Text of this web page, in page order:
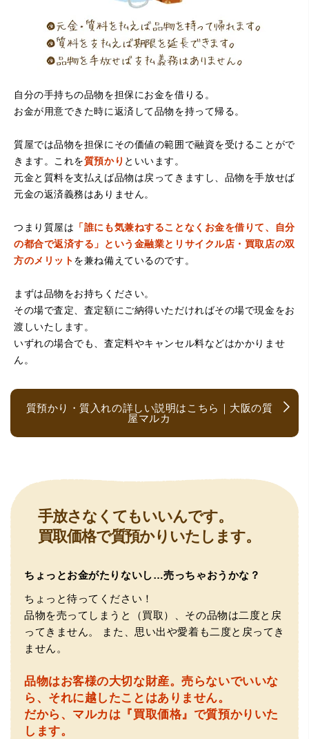
（大阪府堺市）電話対応の時からとても感じが良くて来店
してもとても優しく、来て良かったです。これからこちら
でお世話になろうと思いました。ありがとうございまし
た。
（京都府亀岡市）他店舗にも行きましたが、対応の方があ
まりお売りしたくないと思ったので、やめました。こちら
は電話対応からも誠実な印象でしたので、こちらでお売り
しようと思っておりました。この度はありがとうございま
す。
（大阪府大阪市）とても宝石に詳しく、また中古市場の仕
組みもお教えいただけ嬉しかったです。鑑別も素早く驚き
ました。宜しくお願いいたします。(楽器等、様々なジャン
ルに詳しいの流石の一言に尽きます)
（大阪府門真市）他店ではメール見積もりの時点で数千
円〜1万程度の見積もりでしたが、こちらのメールでの見積
もりは倍以上ちがうので利用させて頂きました。 対応も丁
寧で良かったです。
自分の手持ちの品物を担保にお金を借りる。
お金が用意できた時に返済して品物を持って帰る。
質屋では品物を担保にその価値の範囲で融資を受けることがで
きます。これを質預かり といいます。
元金と質料を支払えば品物は戻ってきますし、品物を手放せば
元金の返済義務はありません。
つまり質屋は 「誰にも気兼ねすることなくお金を借りて、自分
の都合で返済する」という金融業とリサイクル店・買取店の双
方のメリットを兼ね備えているのです。
まずは品物をお持ちください。
その場で査定、査定額にご納得いただければその場で現金をお
渡しいたします。
いずれの場合でも、査定料やキャンセル料などはかかりませ
ん。
質預かり・質入れの詳しい説明はこちら｜大阪の質
屋マルカ
手放さなくてもいいんです。
買取価格で質預かりいたします。
ちょっとお金がたりないし…売っちゃおうかな？
ちょっと待ってください！
品物を売ってしまうと（買取）、その品物は二度と戻
ってきません。
また、思い出や愛着も二度と戻ってき
ません。
品物はお客様の大切な財産。売らないでいいな
ら、それに越したことはありません。
だから、マルカは『買取価格』で質預かりいた
します。